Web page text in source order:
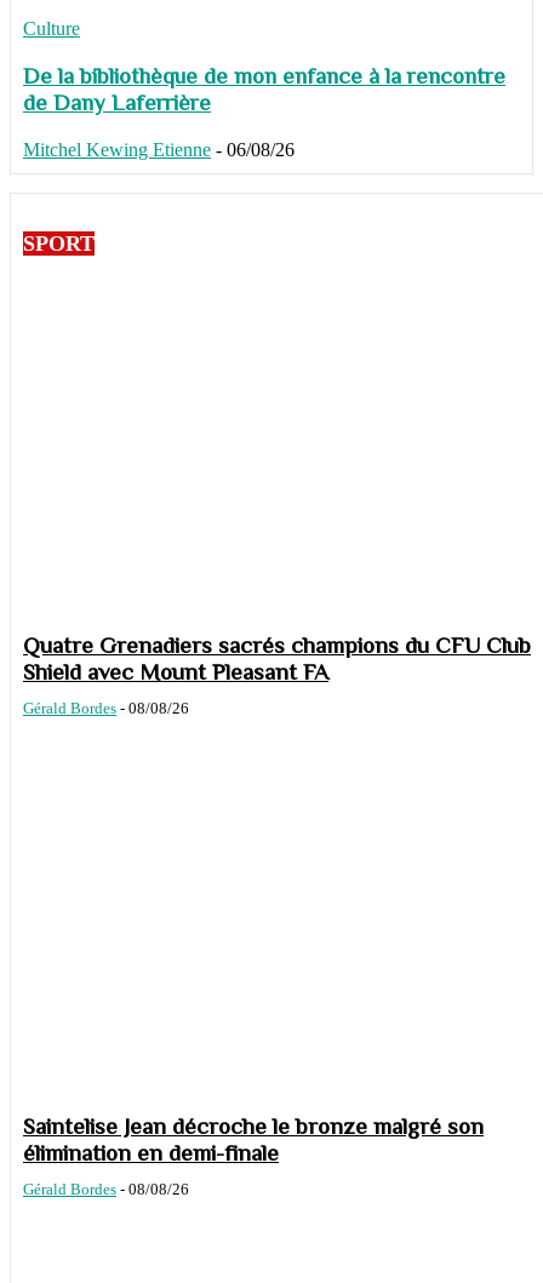
Culture
De la bibliothèque de mon enfance à la rencontre
de Dany Laferrière
Mitchel Kewing Etienne - 06/08/26
SPORT
Quatre Grenadiers sacrés champions du CFU Club
Shield avec Mount Pleasant FA
Gérald Bordes - 08/08/26
Saintelise Jean décroche le bronze malgré son
élimination en demi-finale
Gérald Bordes - 08/08/26